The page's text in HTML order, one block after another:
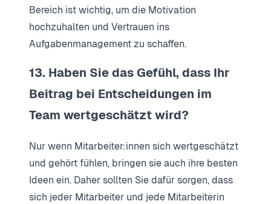
Bereich ist wichtig, um die Motivation
hochzuhalten und Vertrauen ins
Aufgabenmanagement zu schaffen.
13. Haben Sie das Gefühl, dass Ihr
Beitrag bei Entscheidungen im
Team wertgeschätzt wird?
Nur wenn Mitarbeiter:innen sich wertgeschätzt
und gehört fühlen, bringen sie auch ihre besten
Ideen ein. Daher sollten Sie dafür sorgen, dass
sich jeder Mitarbeiter und jede Mitarbeiterin